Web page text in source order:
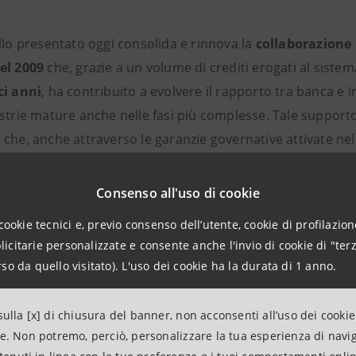
Consenso all'uso di cookie
tecnici e, previo consenso dell’utente, cookie di
personalizzate e consente anche l'invio di cookie di
da quello visitato). L'uso dei cookie ha la durata di 1 anno.
[x] di chiusura del banner, non acconsenti all’uso dei
Non potremo, perciò, personalizzare la tua esperienza di
presentato oggi consolida e rinnova la
2009 che, grazie a un volume di crediti erogati al
anni, ha contribuito a evolvere il rapporto tra banca e
mature anche nelle fasi più complesse. Tale
anche attraverso le garanzie governative attivate
credito decine di migliaia di imprese e
delle imprese del Sud attraverso la valorizzazione
in nuovi modelli produttivi evoluti ad alto